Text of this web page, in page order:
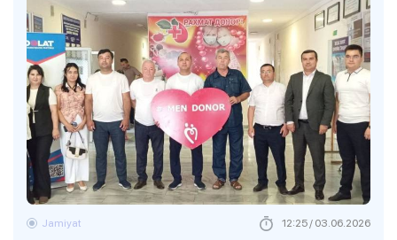
Jamiyat 12:25 / 03.06.2026